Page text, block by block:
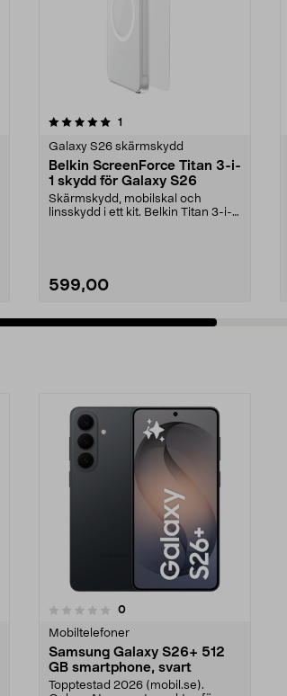
1
Galaxy S26 skärmskydd
Belkin ScreenForce Titan 3-i-
1 skydd för Galaxy S26
Skärmskydd, mobilskal och
linsskydd i ett kit. Belkin Titan 3-i-1
599,00
0.0 av 5 stjärnor
0recensioner
Mobiltelefoner
Samsung Galaxy S26+ 512
GB smartphone, svart
Topptestad 2026 (mobil.se).